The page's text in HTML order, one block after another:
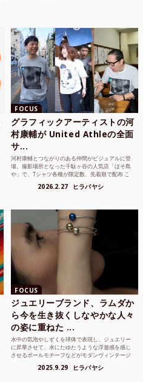
FOCUS
グラフィックアーティストの河
村康輔が United Athleの全面
サ...
河村康輔とつながりのある仲間がビジュアルに登
場。撮影場所となった千駄ヶ谷の人気店「ほそ島
や」で、Tシャツ各種が限定数、先着順で配布 こ
2026.2.27 ヒラバヤシ
FOCUS
ジュエリーブランド、ラムダか
ら今を生き抜くしなやかな人々
の姿に重ねた ...
水中の気泡やしずくを球体で表現し、ジュエリー
に昇華させて、水にたゆたうような浮遊感を感じ
させるボールモチーフなどがモダンヴィンテージ
2025.9.29 ヒラバヤシ